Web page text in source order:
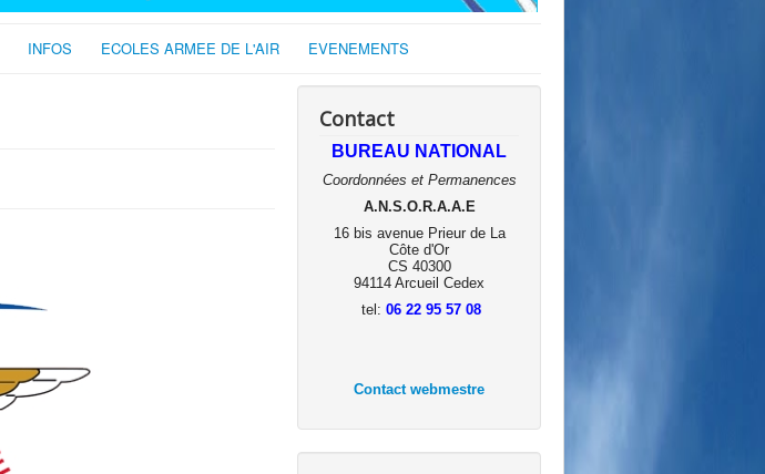
INFOS ECOLES ARMEE DE L'AIR EVENEMENTS
Contact
BUREAU NATIONAL
Coordonnées et Permanences
A.N.S.O.R.A.A.E
16 bis avenue Prieur de La
Côte d'Or
CS 40300
94114 Arcueil Cedex
tel: 06 22 95 57 08
Contact webmestre